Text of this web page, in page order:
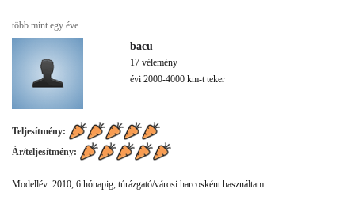
több mint egy éve
bacu
17 vélemény
évi 2000-4000 km-t teker
Teljesítmény:
Ár/teljesítmény:
Modellév: 2010, 6 hónapig, túrázgató/városi harcosként használtam